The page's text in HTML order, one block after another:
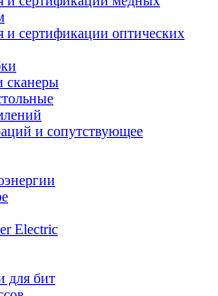
и сертификации оптических
сканеры
и сопутствующее
Electric
для бит